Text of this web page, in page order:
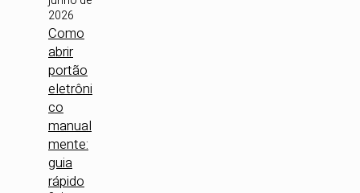
2026
Como
abrir
portão
eletrôni
co
manual
mente:
guia
rápido